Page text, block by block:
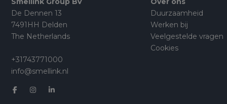
De Dennen 13
7491HH Delden
The Netherlands
+31743771000
info@smellink.nl
Duurzaamheid
Werken bij
Veelgestelde vragen
Cookies